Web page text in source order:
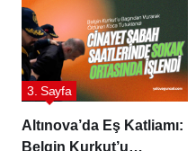
Altınova’da Eş Katliamı:
Belgin Kurkut’u
3. Sayfa